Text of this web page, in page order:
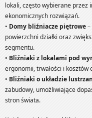
lokali, często wybierane przez
ekonomicznych rozwiązań.
• Domy bliźniacze piętrowe
powierzchni działki oraz
segmentu.
• Bliźniaki z lokalami pod
ergonomii, trwałości i kosztów
• Bliźniaki o układzie
zabudowy, umożliwiające
stron świata.